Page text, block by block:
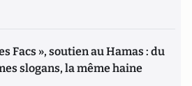
Facs », soutien au Hamas : du
slogans, la même haine